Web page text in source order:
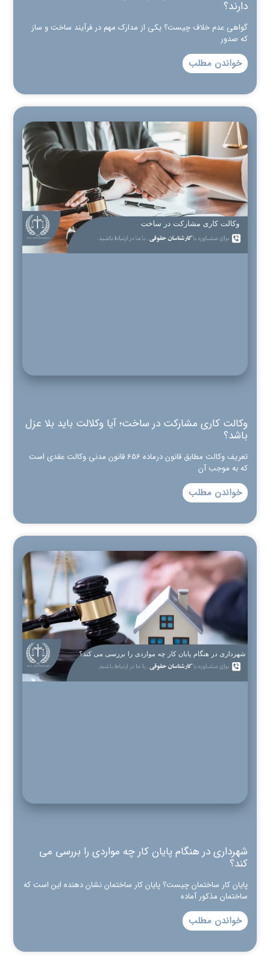
دارند؟
گواهی عدم خلاف چیست؟ یکی از مدارک مهم در فرآیند ساخت و ساز
که صدور
خواندن مطلب
وکالت کاری مشارکت در ساخت؛ آیا وکلالت باید بلا عزل
باشد؟
تعریف وکالت مطابق قانون درماده 656 قانون مدنی وکالت عقدی است
که به موجب آن
خواندن مطلب
شهرداری در هنگام پایان کار چه مواردی را بررسی می
کند؟
پایان کار ساختمان چیست؟ پایان کار ساختمان نشان دهنده این است که
ساختمان مذکور آماده
خواندن مطلب